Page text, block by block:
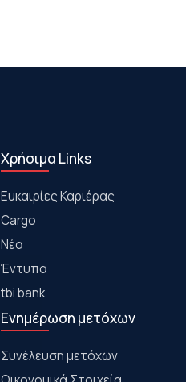
Χρήσιμα Links
Ευκαιρίες Καριέρας
Cargo
Νέα
Έντυπα
tbi bank
Ενημέρωση μετόχων
Συνέλευση μετόχων